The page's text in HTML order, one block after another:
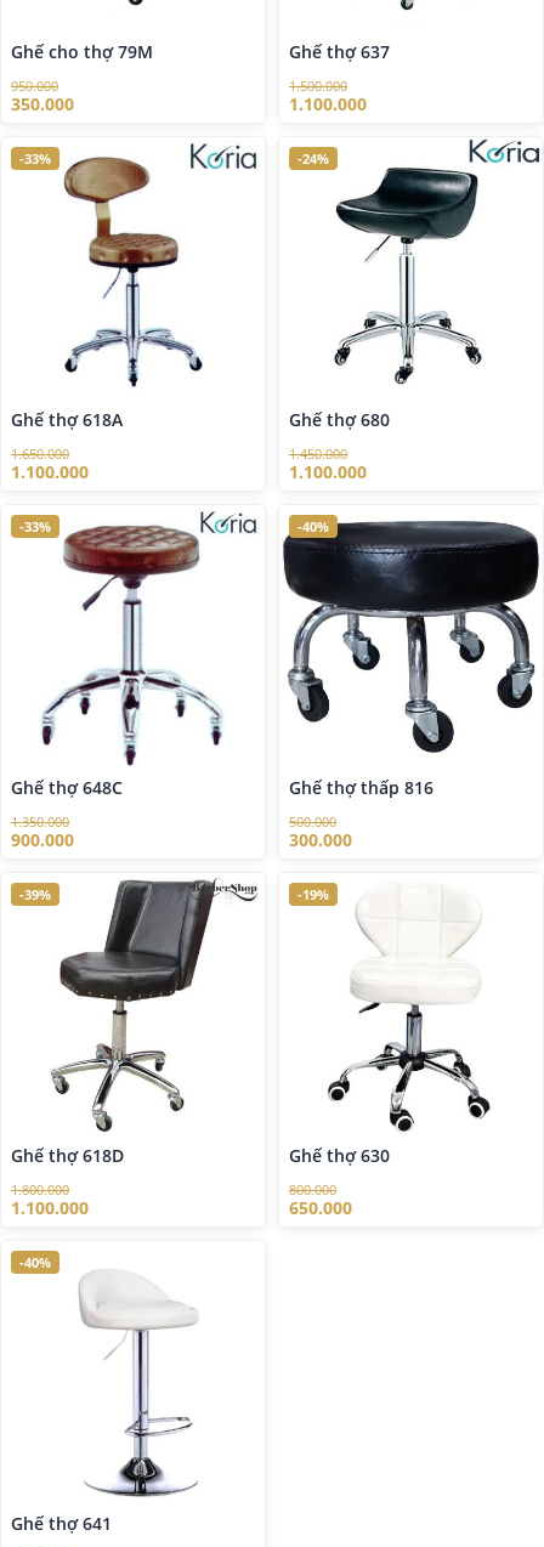
Ghế cho thợ 79M
950.000
350.000
Ghế thợ 637
1.500.000
1.100.000
-33%
Ghế thợ 618A
1.650.000
1.100.000
-24%
Ghế thợ 680
1.450.000
1.100.000
-33%
Ghế thợ 648C
1.350.000
900.000
-40%
Ghế thợ thấp 816
500.000
300.000
-39%
Ghế thợ 618D
1.800.000
1.100.000
-19%
Ghế thợ 630
800.000
650.000
-40%
Ghế thợ 641